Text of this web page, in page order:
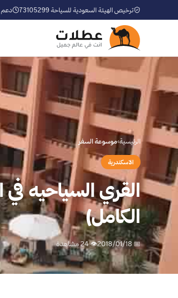
ترخيص الهيئة السعودية للسياحة 73105299 دعم
الرئيسية›موسوعة السفر
الاسكندرية
القري السياحيه في
الكامل)
📅 2018/01/18 👁 24 مشاهدة